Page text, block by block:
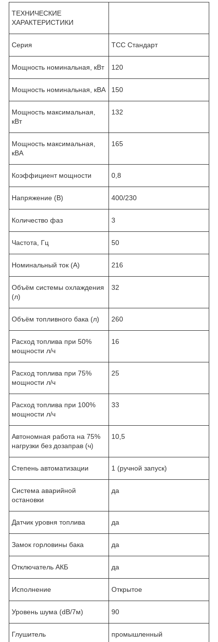
ТЕХНИЧЕСКИЕ
ХАРАКТЕРИСТИКИ
Серия ТСС Стандарт
Мощность номинальная, кВт 120
Мощность номинальная, кВА 150
Мощность максимальная,
кВт
132
Мощность максимальная,
кВА
165
Коэффициент мощности 0,8
Напряжение (В) 400/230
Количество фаз 3
Частота, Гц 50
Номинальный ток (А) 216
Объём системы охлаждения
(л)
32
Объём топливного бака (л) 260
Расход топлива при 50%
мощности л/ч
16
Расход топлива при 75%
мощности л/ч
25
Расход топлива при 100%
мощности л/ч
33
Автономная работа на 75%
нагрузки без дозаправ (ч)
10,5
Степень автоматизации 1 (ручной запуск)
Система аварийной
остановки
да
Датчик уровня топлива да
Замок горловины бака да
Отключатель АКБ да
Исполнение Открытое
Уровень шума (dB/7м) 90
Глушитель промышленный